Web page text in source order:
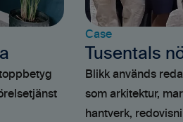
Case
Tusentals
Blikk används
som arkitektur,
hantverk,